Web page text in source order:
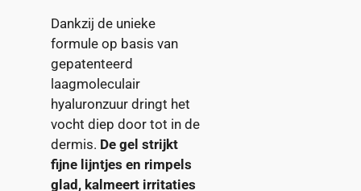
Dankzij de unieke
formule op basis van
gepatenteerd
laagmoleculair
hyaluronzuur dringt het
vocht diep door tot in de
dermis. De gel strijkt
fijne lijntjes en rimpels
glad, kalmeert irritaties